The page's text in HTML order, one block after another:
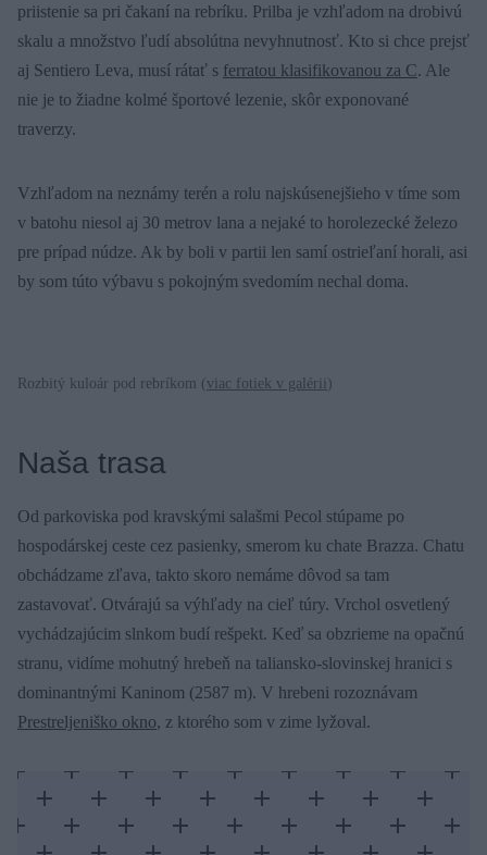
priistenie sa pri čakaní na rebríku. Prilba je vzhľadom na drobivú
skalu a množstvo ľudí absolútna nevyhnutnosť. Kto si chce prejsť
aj Sentiero Leva, musí rátať s ferratou klasifikovanou za C. Ale
nie je to žiadne kolmé športové lezenie, skôr exponované
traverzy.
Vzhľadom na neznámy terén a rolu najskúsenejšieho v tíme som
v batohu niesol aj 30 metrov lana a nejaké to horolezecké železo
pre prípad núdze. Ak by boli v partii len samí ostrieľaní horali, asi
by som túto výbavu s pokojným svedomím nechal doma.
Rozbitý kuloár pod rebríkom (viac fotiek v galérii)
Naša trasa
Od parkoviska pod kravskými salašmi Pecol stúpame po
hospodárskej ceste cez pasienky, smerom ku chate Brazza. Chatu
obchádzame zľava, takto skoro nemáme dôvod sa tam
zastavovať. Otvárajú sa výhľady na cieľ túry. Vrchol osvetlený
vychádzajúcim slnkom budí rešpekt. Keď sa obzrieme na opačnú
stranu, vidíme mohutný hrebeň na taliansko-slovinskej hranici s
dominantnými Kaninom (2587 m). V hrebeni rozoznávam
Prestreljeniško okno, z ktorého som v zime lyžoval.